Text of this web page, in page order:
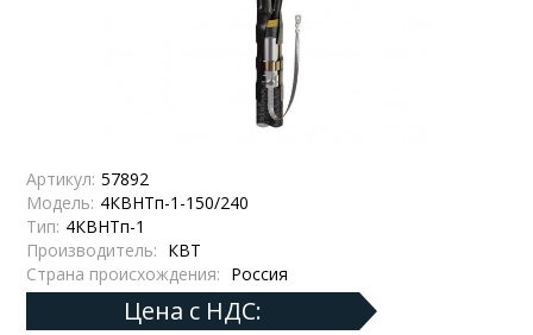
Артикул: 57892
Модель: 4КВНТп-1-150/240
Тип: 4КВНТп-1
Производитель: КВТ
Страна происхождения: Россия
Цена с НДС: